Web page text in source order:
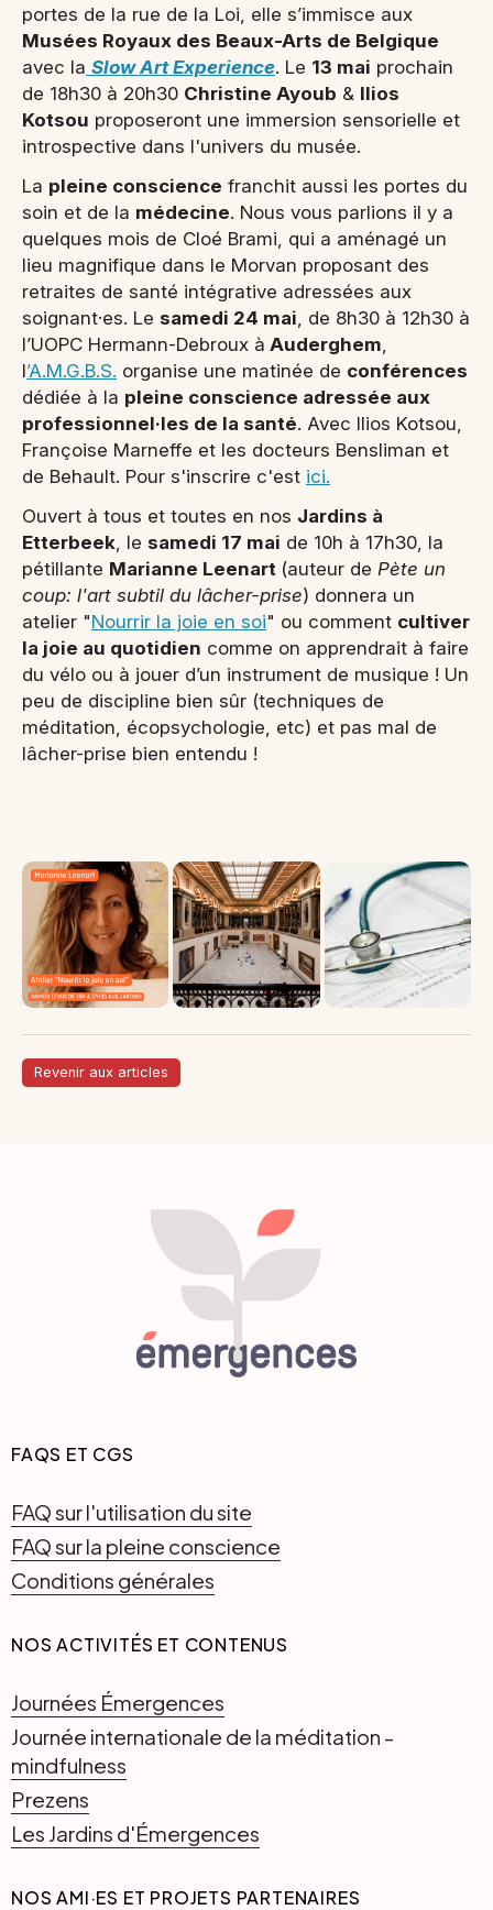
portes de la rue de la Loi, elle s’immisce aux
Musées Royaux des Beaux-Arts de Belgique
avec la Slow Art Experience. Le 13 mai prochain
de 18h30 à 20h30 Christine Ayoub & Ilios
Kotsou proposeront une immersion sensorielle et
introspective dans l'univers du musée.
La pleine conscience franchit aussi les portes du
soin et de la médecine. Nous vous parlions il y a
quelques mois de Cloé Brami, qui a aménagé un
lieu magnifique dans le Morvan proposant des
retraites de santé intégrative adressées aux
soignant·es. Le samedi 24 mai, de 8h30 à 12h30 à
l’UOPC Hermann-Debroux à Auderghem,
l’A.M.G.B.S. organise une matinée de conférences
dédiée à la pleine conscience adressée aux
professionnel·les de la santé. Avec Ilios Kotsou,
Françoise Marneffe et les docteurs Bensliman et
de Behault. Pour s'inscrire c'est ici.
Ouvert à tous et toutes en nos Jardins à
Etterbeek, le samedi 17 mai de 10h à 17h30, la
pétillante Marianne Leenart (auteur de Pète un
coup: l'art subtil du lâcher-prise) donnera un
atelier "Nourrir la joie en soi" ou comment cultiver
la joie au quotidien comme on apprendrait à faire
du vélo ou à jouer d’un instrument de musique ! Un
peu de discipline bien sûr (techniques de
méditation, écopsychologie, etc) et pas mal de
lâcher-prise bien entendu !
Revenir aux articles
FAQS ET CGS
FAQ sur l'utilisation du site
FAQ sur la pleine conscience
Conditions générales
NOS ACTIVITÉS ET CONTENUS
Journées Émergences
Journée internationale de la méditation -
mindfulness
Prezens
Les Jardins d'Émergences
NOS AMI·ES ET PROJETS PARTENAIRES